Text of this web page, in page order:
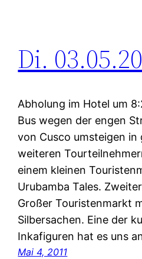
Di.
Abholung im Hotel um
Bus wegen der engen
von Cusco umsteigen
weiteren
einem kleinen
Urubamba Tales.
Großer Touristenmarkt
Silbersachen. Eine der
Inkafiguren hat es uns
Mai 4, 2011